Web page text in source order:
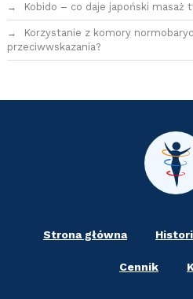
Kobido – co daje japoński masaż
Korzystanie z komory
przeciwwskazania?
Strona główna
Cennik